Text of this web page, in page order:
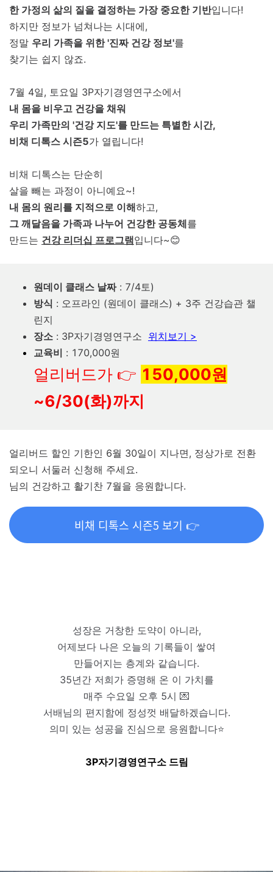
한 가정의 삶의 질을 결정하는 가장 중요한 기반입니다!
하지만 정보가 넘쳐나는 시대에,
정말 우리 가족을 위한 '진짜 건강 정보'를
찾기는 쉽지 않죠.
7월 4일, 토요일 3P자기경영연구소에서
내 몸을 비우고 건강을 채워
우리 가족만의 '건강 지도'를 만드는 특별한 시간,
비채 디톡스 시즌5가 열립니다!
비채 디톡스는 단순히
살을 빼는 과정이 아니예요~!
내 몸의 원리를 지적으로 이해하고,
그 깨달음을 가족과 나누어 건강한 공동체를
만드는 건강 리더십 프로그램입니다~😊
원데이 클래스 날짜: 7/4토)
방식 : 오프라인 (원데이 클래스) + 3주 건강습관 챌
린지
장소 : 3P자기경영연구소 위치보기 >
교육비 : 170,000원
얼리버드가 👉 150,000원
~6/30(화)까지
얼리버드 할인 기한인 6월 30일이 지나면, 정상가로 전환
되오니 서둘러 신청해 주세요.
님의 건강하고 활기찬 7월을 응원합니다.
비채 디톡스 시즌5 보기 👉
성장은 거창한 도약이 아니라,
어제보다 나은 오늘의 기록들이 쌓여
만들어지는 층계와 같습니다.
35년간 저희가 증명해 온 이 가치를
매주 수요일 오후 5시 💌
서배님의 편지함에 정성껏 배달하겠습니다.
의미 있는 성공을 진심으로 응원합니다⭐
3P자기경영연구소 드림